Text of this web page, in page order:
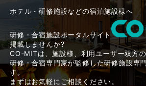
ホテル・研修施設などの宿泊施設様へ
研修・合宿施設ポータルサイト
掲載しませんか?
CO-MITは、施設様、利用ユーザー双方
研修・合宿専門家が監修した研修施設専
す。
まずはお気軽にご相談ください。